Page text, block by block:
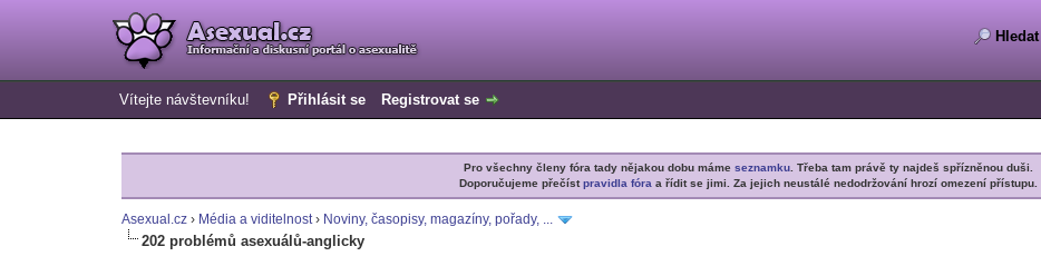
Hledat
Vítejte návštevníku! Přihlásit se Registrovat se
Pro všechny členy fóra tady nějakou dobu mámeseznamku . Třeba tam právě ty najdeš spřízněnou duši.
Doporučujeme přečístpravidla fóra a řídit se jimi. Za jejich neustálé nedodržování hrozí omezení přístupu.
Asexual.cz › Média a viditelnost› Noviny, časopisy, magazíny, pořady, ...
202 problémů asexuálů-anglicky